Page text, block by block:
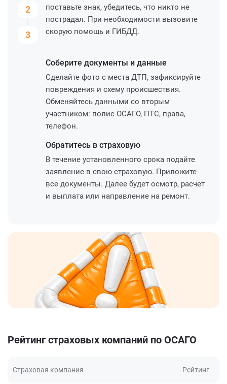
2
3
поставьте знак, убедитесь, что никто не
пострадал. При необходимости вызовите
скорую помощь и ГИБДД.
Соберите документы и данные
Сделайте фото с места ДТП, зафиксируйте
повреждения и схему происшествия.
Обменяйтесь данными со вторым
участником: полис ОСАГО, ПТС, права,
телефон.
Обратитесь в страховую
В течение установленного срока подайте
заявление в свою страховую. Приложите
все документы. Далее будет осмотр, расчет
и выплата или направление на ремонт.
Рейтинг страховых компаний по ОСАГО
Страховая компания Рейтинг